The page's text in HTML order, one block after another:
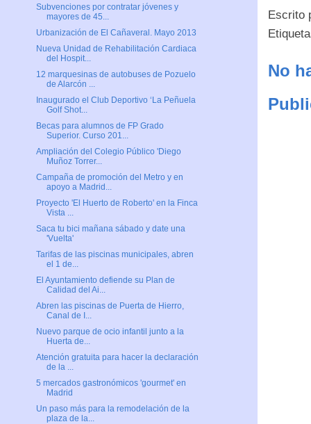
Escrito
No
Subvenciones por contratar jóvenes y
mayores de 45...
Urbanización de El Cañaveral. Mayo 2013
Nueva Unidad de Rehabilitación Cardiaca
del Hospit...
12 marquesinas de autobuses de Pozuelo
de Alarcón ...
Inaugurado el Club Deportivo ‘La Peñuela
Golf Shot...
Becas para alumnos de FP Grado
Superior. Curso 201...
Ampliación del Colegio Público 'Diego
Muñoz Torrer...
Campaña de promoción del Metro y en
apoyo a Madrid...
Proyecto 'El Huerto de Roberto' en la Finca
Vista ...
Saca tu bici mañana sábado y date una
'Vuelta'
Tarifas de las piscinas municipales, abren
el 1 de...
El Ayuntamiento defiende su Plan de
Calidad del Ai...
Abren las piscinas de Puerta de Hierro,
Canal de I...
Nuevo parque de ocio infantil junto a la
Huerta de...
Atención gratuita para hacer la declaración
de la ...
5 mercados gastronómicos 'gourmet' en
Madrid
Un paso más para la remodelación de la
plaza de la...